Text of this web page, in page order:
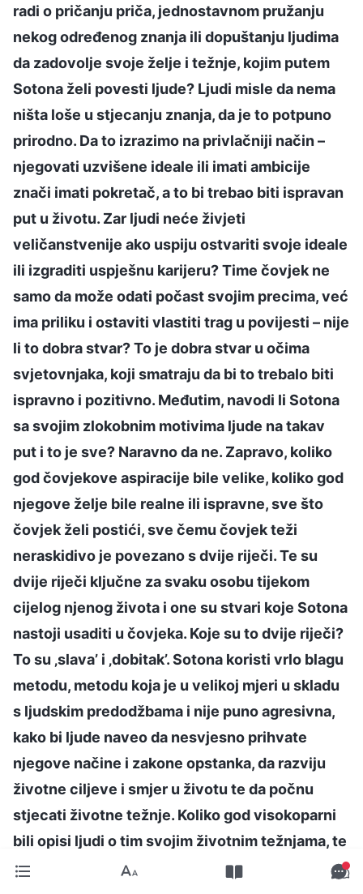
radi o pričanju priča, jednostavnom pružanju
nekog određenog znanja ili dopuštanju ljudima
da zadovolje svoje želje i težnje, kojim putem
Sotona želi povesti ljude? Ljudi misle da nema
ništa loše u stjecanju znanja, da je to potpuno
prirodno. Da to izrazimo na privlačniji način –
njegovati uzvišene ideale ili imati ambicije
znači imati pokretač, a to bi trebao biti ispravan
put u životu. Zar ljudi neće živjeti
veličanstvenije ako uspiju ostvariti svoje ideale
ili izgraditi uspješnu karijeru? Time čovjek ne
samo da može odati počast svojim precima, već
ima priliku i ostaviti vlastiti trag u povijesti – nije
li to dobra stvar? To je dobra stvar u očima
svjetovnjaka, koji smatraju da bi to trebalo biti
ispravno i pozitivno. Međutim, navodi li Sotona
sa svojim zlokobnim motivima ljude na takav
put i to je sve? Naravno da ne. Zapravo, koliko
god čovjekove aspiracije bile velike, koliko god
njegove želje bile realne ili ispravne, sve što
čovjek želi postići, sve čemu čovjek teži
neraskidivo je povezano s dvije riječi. Te su
dvije riječi ključne za svaku osobu tijekom
cijelog njenog života i one su stvari koje Sotona
nastoji usaditi u čovjeka. Koje su to dvije riječi?
To su ‚slava’ i ‚dobitak’. Sotona koristi vrlo blagu
metodu, metodu koja je u velikoj mjeri u skladu
s ljudskim predodžbama i nije puno agresivna,
kako bi ljude naveo da nesvjesno prihvate
njegove načine i zakone opstanka, da razviju
životne ciljeve i smjer u životu te da počnu
stjecati životne težnje. Koliko god visokoparni
bili opisi ljudi o tim svojim životnim težnjama, te
težnje se uvijek vrte oko slave i dobitka. Sve što